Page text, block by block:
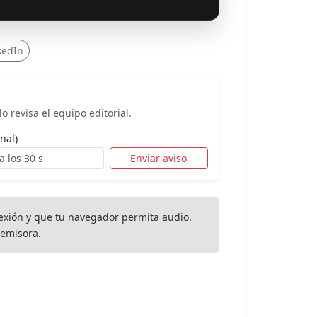
revisa el equipo editorial.
Enviar aviso
y que tu navegador permita audio.